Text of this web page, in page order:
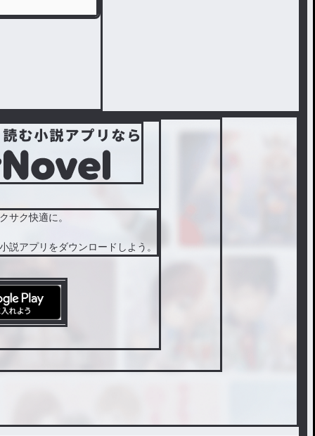
サク快適に。
説アプリをダウンロードしよう。